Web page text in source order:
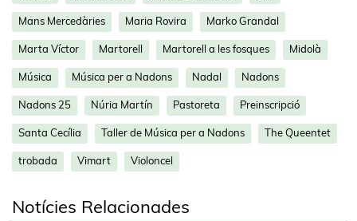
Mans Mercedàries Maria Rovira Marko Grandal
Marta Víctor Martorell Martorell a les fosques Midolà
Música Música per a Nadons Nadal Nadons
Nadons 25 Núria Martín Pastoreta Preinscripció
Santa Cecília Taller de Música per a Nadons The Queentet
trobada Vimart Violoncel
Notícies Relacionades